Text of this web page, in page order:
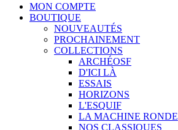
MON COMPTE
BOUTIQUE
NOUVEAUTÉS
PROCHAINEMENT
COLLECTIONS
ARCHÉOSF
D'ICI LÀ
ESSAIS
HORIZONS
L'ESQUIF
LA MACHINE RONDE
NOS CLASSIQUES